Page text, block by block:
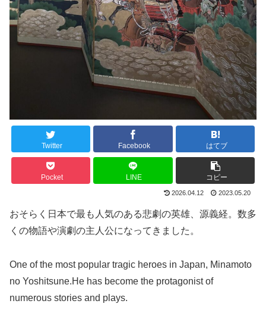
Twitter Facebook はてブ
Pocket LINE コピー
2026.04.12 2023.05.20
おそらく日本で最も人気のある悲劇の英雄、源義経。数多
くの物語や演劇の主人公になってきました。
One of the most popular tragic heroes in Japan, Minamoto
no Yoshitsune.He has become the protagonist of
numerous stories and plays.